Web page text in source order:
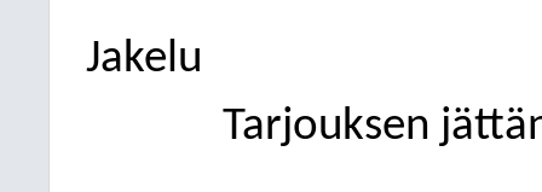
Jakelu
Tarjouksen